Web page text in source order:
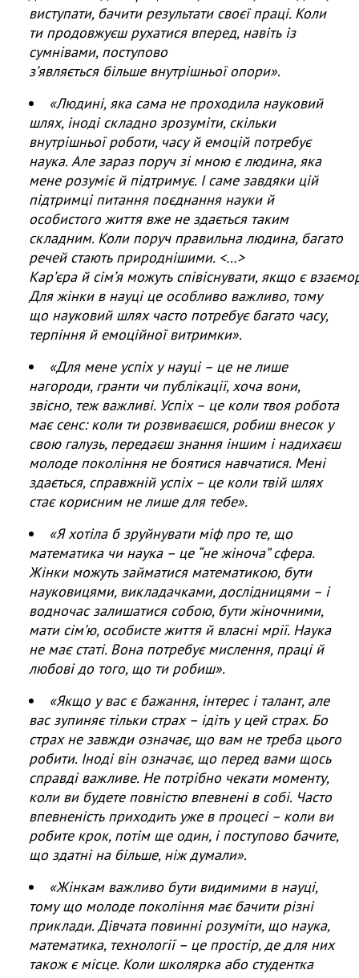
АКАДЕМІЯ КОМЕНТУЄ
КОНТАКТИ
ПРОФСПІЛКА НАН УКРАЇНИ
КАБІНЕТ
виступати, бачити результати своєї праці. Коли
ти продовжуєш рухатися вперед, навіть із
сумнівами, поступово
зʼявляється більше внутрішньої опори».
«Людині, яка сама не проходила науковий
шлях, іноді складно зрозуміти, скільки
внутрішньої роботи, часу й емоцій потребує
наука. Але зараз поруч зі мною є людина, яка
мене розуміє й підтримує. І саме завдяки цій
підтримці питання поєднання науки й
особистого життя вже не здається таким
складним. Коли поруч правильна людина, багато
речей стають природнішими. <…>
Карʼєра й сімʼя можуть співіснувати,якщо є
Для жінки в науці це особливо важливо, тому
що науковий шлях часто потребує багато часу,
терпіння й емоційної витримки».
«Для мене успіх у науці – це не лише
нагороди, гранти чи публікації, хоча вони,
звісно, теж важливі. Успіх – це коли твоя робота
має сенс: коли ти розвиваєшся, робиш внесок у
свою галузь, передаєш знання іншим і надихаєш
молоде покоління не боятися навчатися. Мені
здається, справжній успіх – це коли твій шлях
стає корисним не лише для тебе».
«Я хотіла б зруйнувати міф про те, що
математика чи наука – це “не жіноча” сфера.
Жінки можуть займатися математикою, бути
науковицями, викладачками, дослідницями – і
водночас залишатися собою, бути жіночними,
мати сімʼю, особисте життя й власні мрії. Наука
не має статі. Вона потребує мислення, праці й
любові до того, що ти робиш».
«Якщо у вас є бажання, інтерес і талант, але
вас зупиняє тільки страх – ідіть у цей страх. Бо
страх не завжди означає, що вам не треба цього
робити. Іноді він означає, що перед вами щось
справді важливе. Не потрібно чекати моменту,
коли ви будете повністю впевнені в собі. Часто
впевненість приходить уже в процесі – коли ви
робите крок, потім ще один, і поступово бачите,
що здатні на більше, ніж думали».
«Жінкам важливо бути видимими в науці,
тому що молоде покоління має бачити різні
приклади. Дівчата повинні розуміти, що наука,
математика, технології – це простір, де для них
також є місце. Коли школярка або студентка